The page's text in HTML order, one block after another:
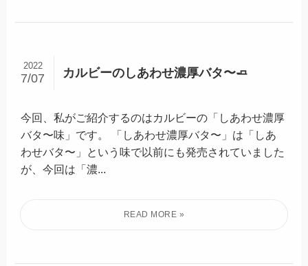
カルビーのしあわせ濃厚バタ〜🧈
2022
7/07
今回、私がご紹介するのはカルビーの「しあわせ濃厚
バタ〜味」です。 「しあわせ濃厚バタ〜」は「しあ
わせバタ〜」という味で以前にも発売されていました
が、今回は「濃...